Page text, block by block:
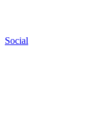
Social